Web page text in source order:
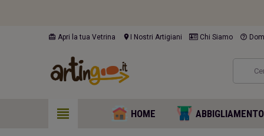
card_giftcard Apri la tua Vetrina location_on I Nostri Artigiani Chi Siamo help_outline
view_headline HOME ABBIGLIAMENTO